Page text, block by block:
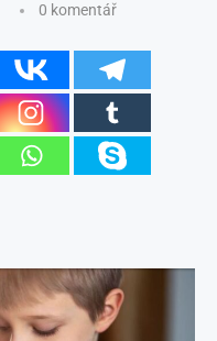
0 komentář